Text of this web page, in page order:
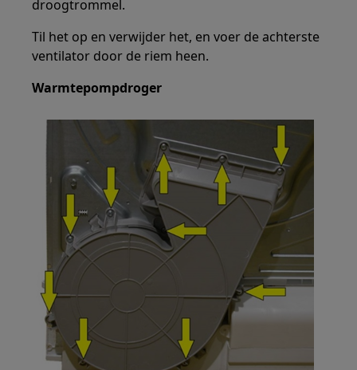
droogtrommel.
Til het op en verwijder het, en voer de achterste
ventilator door de riem heen.
Warmtepompdroger